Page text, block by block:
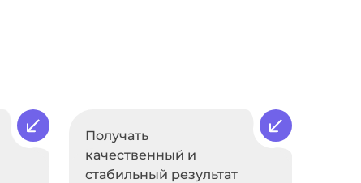
Получать
качественный и
стабильный результат